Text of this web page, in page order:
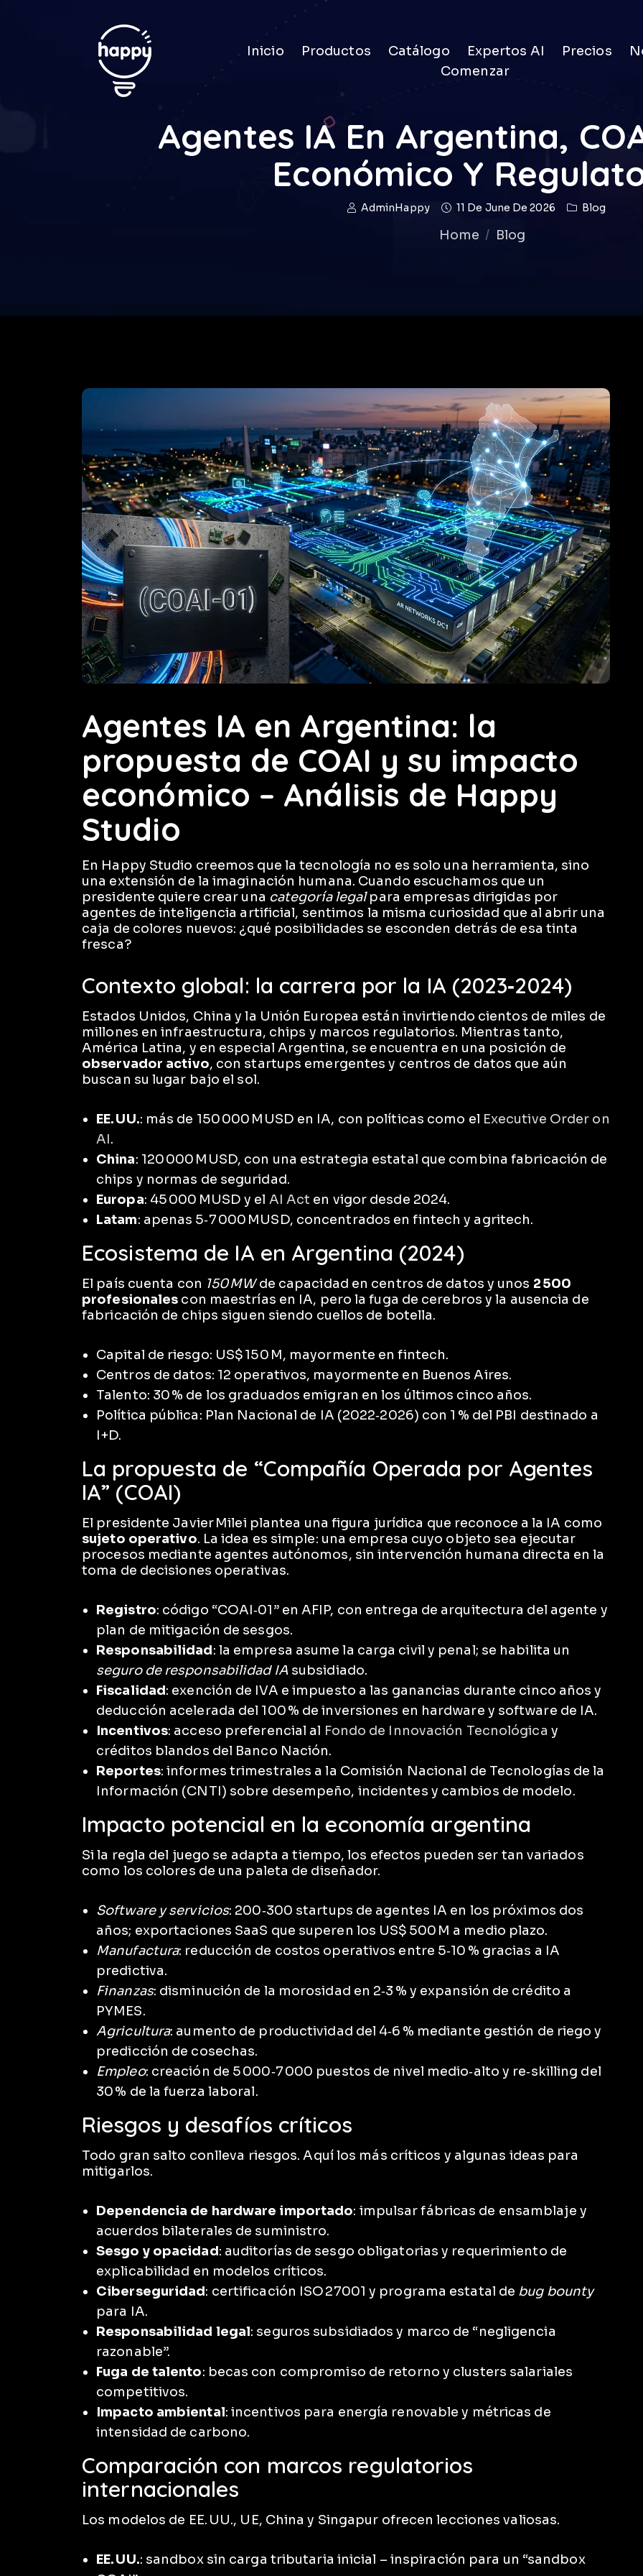
Inicio Productos Catálogo Expertos AI Precios
Comenzar
Agentes IA En Argentina,
Económico Y
AdminHappy 11 De June De 2026 Blog
Home Blog
Agentes IA en Argentina: la
propuesta de COAI y su impacto
económico – Análisis de Happy
Studio
En Happy Studio creemos que la tecnología no es solo una herramienta, sino
una extensión de la imaginación humana. Cuando escuchamos que un
presidente quiere crear una categoría legalpara empresas dirigidas por
agentes de inteligencia artificial, sentimos la misma curiosidad que al abrir una
caja de colores nuevos: ¿qué posibilidades se esconden detrás de esa tinta
fresca?
Contexto global: la carrera por la IA (2023‑2024)
Estados Unidos, China y la Unión Europea están invirtiendo cientos de miles de
millones en infraestructura, chips y marcos regulatorios. Mientras tanto,
América Latina, y en especial Argentina, se encuentra en una posición de
observador activo, con startups emergentes y centros de datos que aún
buscan su lugar bajo el sol.
EE. UU.: más de 150 000 MUSD en IA, con políticas como el Executive Order on
AI.
China: 120 000 MUSD, con una estrategia estatal que combina fabricación de
chips y normas de seguridad.
Europa: 45 000 MUSD y el AI Act en vigor desde 2024.
Latam: apenas 5‑7 000 MUSD, concentrados en fintech y agritech.
Ecosistema de IA en Argentina (2024)
El país cuenta con 150 MWde capacidad en centros de datos y unos 2 500
profesionales con maestrías en IA, pero la fuga de cerebros y la ausencia de
fabricación de chips siguen siendo cuellos de botella.
Capital de riesgo: US$ 150 M, mayormente en fintech.
Centros de datos: 12 operativos, mayormente en Buenos Aires.
Talento: 30 % de los graduados emigran en los últimos cinco años.
Política pública: Plan Nacional de IA (2022‑2026) con 1 % del PBI destinado a
I+D.
La propuesta de “Compañía Operada por Agentes
IA” (COAI)
El presidente Javier Milei plantea una figura jurídica que reconoce a la IA como
sujeto operativo. La idea es simple: una empresa cuyo objeto sea ejecutar
procesos mediante agentes autónomos, sin intervención humana directa en la
toma de decisiones operativas.
Registro: código “COAI‑01” en AFIP, con entrega de arquitectura del agente y
plan de mitigación de sesgos.
Responsabilidad: la empresa asume la carga civil y penal; se habilita un
seguro de responsabilidad IA subsidiado.
Fiscalidad: exención de IVA e impuesto a las ganancias durante cinco años y
deducción acelerada del 100 % de inversiones en hardware y software de IA.
Incentivos: acceso preferencial al Fondo de Innovación Tecnológica y
créditos blandos del Banco Nación.
Reportes: informes trimestrales a la Comisión Nacional de Tecnologías de la
Información (CNTI) sobre desempeño, incidentes y cambios de modelo.
Impacto potencial en la economía argentina
Si la regla del juego se adapta a tiempo, los efectos pueden ser tan variados
como los colores de una paleta de diseñador.
Software y servicios: 200‑300 startups de agentes IA en los próximos dos
años; exportaciones SaaS que superen los US$ 500 M a medio plazo.
Manufactura: reducción de costos operativos entre 5‑10 % gracias a IA
predictiva.
Finanzas: disminución de la morosidad en 2‑3 % y expansión de crédito a
PYMES.
Agricultura: aumento de productividad del 4‑6 % mediante gestión de riego y
predicción de cosechas.
Empleo: creación de 5 000‑7 000 puestos de nivel medio‑alto y re‑skilling del
30 % de la fuerza laboral.
Riesgos y desafíos críticos
Todo gran salto conlleva riesgos. Aquí los más críticos y algunas ideas para
mitigarlos.
Dependencia de hardware importado: impulsar fábricas de ensamblaje y
acuerdos bilaterales de suministro.
Sesgo y opacidad: auditorías de sesgo obligatorias y requerimiento de
explicabilidad en modelos críticos.
Ciberseguridad: certificación ISO 27001 y programa estatal de bug bounty
para IA.
Responsabilidad legal: seguros subsidiados y marco de “negligencia
razonable”.
Fuga de talento: becas con compromiso de retorno y clusters salariales
competitivos.
Impacto ambiental: incentivos para energía renovable y métricas de
intensidad de carbono.
Comparación con marcos regulatorios
internacionales
Los modelos de EE. UU., UE, China y Singapur ofrecen lecciones valiosas.
EE. UU.: sandbox sin carga tributaria inicial – inspiración para un “sandbox